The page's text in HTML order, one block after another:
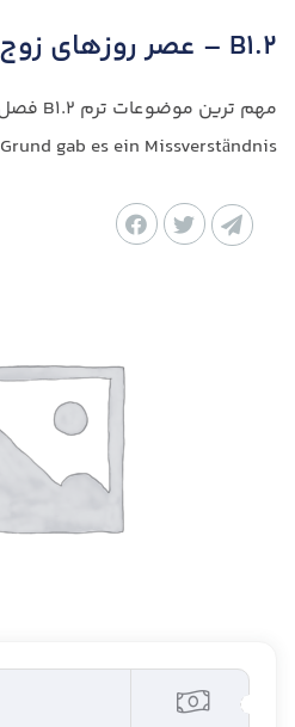
B1.2 – عصر روزهای زوج – ترم شهریور
Grund gab es ein Missverständnis شما…